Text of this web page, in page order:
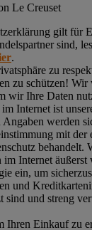
Le Creuset
gilt für
sind,
.
zu
zu schützen!
wir Ihre Daten
Internet ist
werden
mit der
behandelt.
Internet äußerst
ein, um
und
sind und streng
Ihren Einkauf zu